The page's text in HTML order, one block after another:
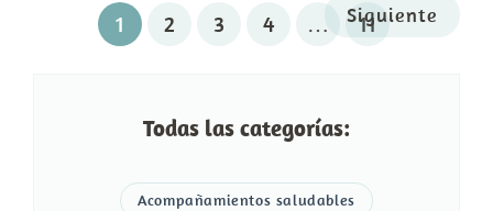
1 2 3 4 … 11
Siguiente
Todas las categorías:
Acompañamientos saludables